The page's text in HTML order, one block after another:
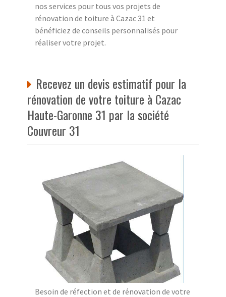
nos services pour tous vos projets de
rénovation de toiture à Cazac 31 et
bénéficiez de conseils personnalisés pour
réaliser votre projet.
Recevez un devis estimatif pour la
rénovation de votre toiture à Cazac
Haute-Garonne 31 par la société
Couvreur 31
Besoin de réfection et de rénovation de votre